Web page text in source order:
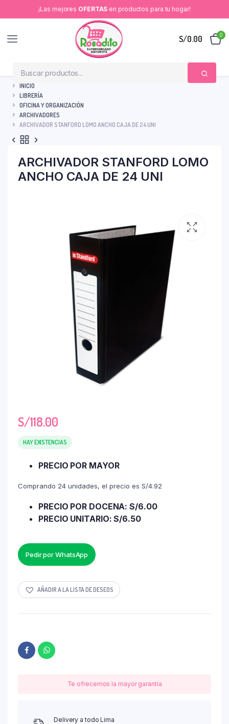
¡Las mejores OFERTAS en productos para tu hogar!
S/0.00 0
INICIO
LIBRERÍA
OFICINA Y ORGANIZACIÓN
ARCHIVADORES
ARCHIVADOR STANFORD LOMO ANCHO CAJA DE 24 UNI
ARCHIVADOR STANFORD LOMO
ANCHO CAJA DE 24 UNI
S/118.00
HAY EXISTENCIAS
PRECIO POR MAYOR
Comprando 24 unidades, el precio es S/4.92
PRECIO POR DOCENA: S/6.00
PRECIO UNITARIO: S/6.50
Pedir por WhatsApp
AÑADIR A LA LISTA DE DESEOS
Te ofrecemos la mayor garantía
Delivery a todo Lima